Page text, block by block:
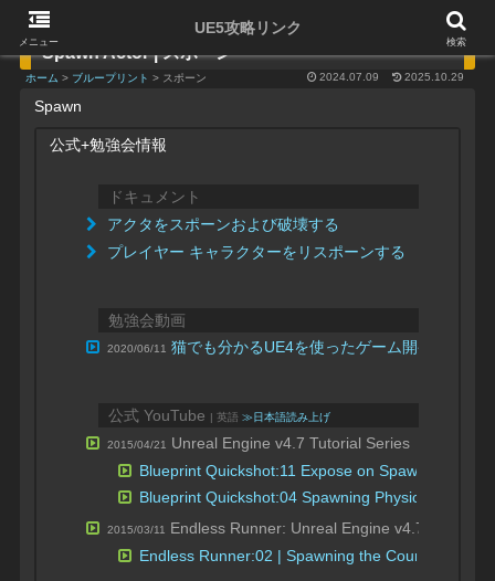
Spawn Actor | スポーン
2024.07.09 2025.10.29
ホーム > ブループリント > スポーン
Spawn
公式+勉強会情報
ドキュメント
アクタをスポーンおよび破壊する
プレイヤー キャラクターをリスポーンする
勉強会動画
2020/06/11 猫でも分かるUE4を使ったゲーム開発 超初
公式 YouTube | 英語 ≫日本語読み上げ
2015/04/21
Unreal Engine v4.7 Tutorial Series
Blueprint Quickshot:11 Expose on Spawn
Blueprint Quickshot:04 Spawning Physics Actors
2015/03/11
Endless Runner: Unreal Engine v4.7 Tutorial
Endless Runner:02 | Spawning the Course
メニュー
UE5攻略リンク
検索